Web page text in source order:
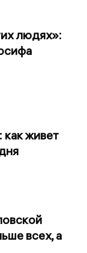
людях»:
живет
всех, а